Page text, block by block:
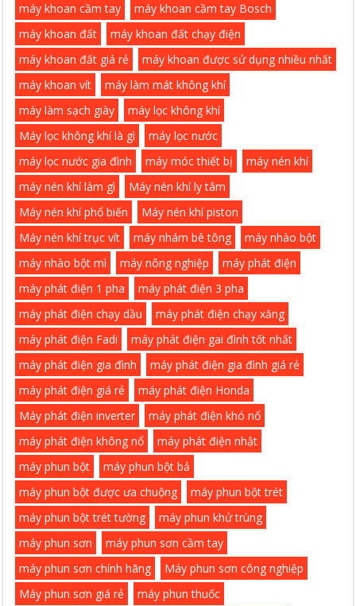
máy khoan cầm tay
máy khoan cầm tay Bosch
máy khoan đất
máy khoan đất chạy điện
máy khoan đất giá rẻ
máy khoan được sử dụng nhiều nhất
máy khoan vít
máy làm mát không khí
máy làm sạch giày
máy lọc không khí
Máy lọc không khí là gì
máy lọc nước
máy lọc nước gia đình
máy móc thiết bị
máy nén khí
máy nén khí làm gì
Máy nén khí ly tâm
Máy nén khí phổ biến
Máy nén khí piston
Máy nén khí trục vít
máy nhám bê tông
máy nhào bột
máy nhào bột mì
máy nông nghiệp
máy phát điện
máy phát điện 1 pha
máy phát điện 3 pha
máy phát điện chạy dầu
máy phát điện chạy xăng
máy phát điện Fadi
máy phát điện gai đình tốt nhất
máy phát điện gia đình
máy phát điện gia đình giá rẻ
máy phát điện giá rẻ
máy phát điện Honda
Máy phát điện inverter
máy phát điện khó nổ
máy phát điện không nổ
máy phát điện nhật
máy phun bột
máy phun bột bả
máy phun bột được ưa chuộng
máy phun bột trét
máy phun bột trét tường
máy phun khử trùng
máy phun sơn
máy phun sơn cầm tay
máy phun sơn chính hãng
Máy phun sơn công nghiệp
Máy phun sơn giá rẻ
máy phun thuốc